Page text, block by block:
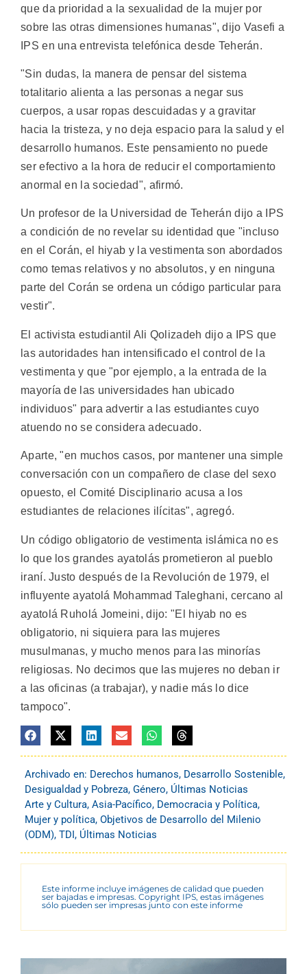
que da prioridad a la sexualidad de la mujer por
sobre las otras dimensiones humanas", dijo Vasefi a
IPS en una entrevista telefónica desde Teherán.
"Sin dudas, la manera de pensar del sistema
totalitario alienta a las personas a negar sus
cuerpos, a usar ropas descuidadas y a gravitar
hacia la tristeza, y no deja espacio para la salud y el
desarrollo humanos. Este pensamiento no puede
ser efectivo a la hora de reducir el comportamiento
anormal en la sociedad", afirmó.
Un profesor de la Universidad de Teherán dijo a IPS
a condición de no revelar su identidad que "incluso
en el Corán, el hiyab y la vestimenta son abordados
como temas relativos y no absolutos, y en ninguna
parte del Corán se ordena un código particular para
vestir".
El activista estudiantil Ali Qolizadeh dijo a IPS que
las autoridades han intensificado el control de la
vestimenta y que "por ejemplo, a la entrada de la
mayoría de las universidades han ubicado
individuos" para advertir a las estudiantes cuyo
atuendo no se considera adecuado.
Aparte, "en muchos casos, por mantener una simple
conversación con un compañero de clase del sexo
opuesto, el Comité Disciplinario acusa a los
estudiantes de relaciones ilícitas", agregó.
Un código obligatorio de vestimenta islámica no es
lo que los grandes ayatolás prometieron al pueblo
iraní. Justo después de la Revolución de 1979, el
influyente ayatolá Mohammad Taleghani, cercano al
ayatolá Ruholá Jomeini, dijo: "El hiyab no es
obligatorio, ni siquiera para las mujeres
musulmanas, y mucho menos para las minorías
religiosas. No decimos que las mujeres no deban ir
a las oficinas (a trabajar), y nadie más lo dice
tampoco".
Archivado en: Derechos humanos, Desarrollo Sostenible,
Desigualdad y Pobreza, Género, Últimas Noticias
Arte y Cultura, Asia-Pacífico, Democracia y Política,
Mujer y política, Objetivos de Desarrollo del Milenio
(ODM), TDI, Últimas Noticias
Este informe incluye imágenes de calidad que pueden
ser bajadas e impresas. Copyright IPS, estas imágenes
sólo pueden ser impresas junto con este informe